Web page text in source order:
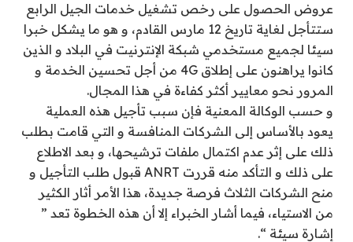
عروض الحصول على رخص تشغيل خدمات الجيل الرابع
ستتأجل لغاية تاريخ 12 مارس القادم، و هو ما يشكل خبرا
سيئا لجميع مستخدمي شبكة الإنترنيت في البلاد و الذين
كانوا يراهنون على إطلاق 4G من أجل تحسين الخدمة و
المرور نحو معايير أكثر كفاءة في هذا المجال.
و حسب الوكالة المعنية فإن سبب تأجيل هذه العملية
يعود بالأساس إلى الشركات المنافسة و التي قامت بطلب
ذلك على إثر عدم اكتمال ملفات ترشيحها، و بعد الاطلاع
على ذلك و التأكد منه قررت ANRT قبول طلب التأجيل و
منح الشركات الثلاث فرصة جديدة، هذا الأمر أثار الكثير
من الاستياء، فيما أشار الخبراء إلا أن هذه الخطوة تعد ”
إشارة سيئة “.